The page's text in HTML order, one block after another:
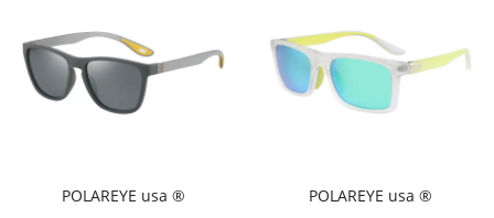
POLAREYE usa ®
POLAREYE usa ®